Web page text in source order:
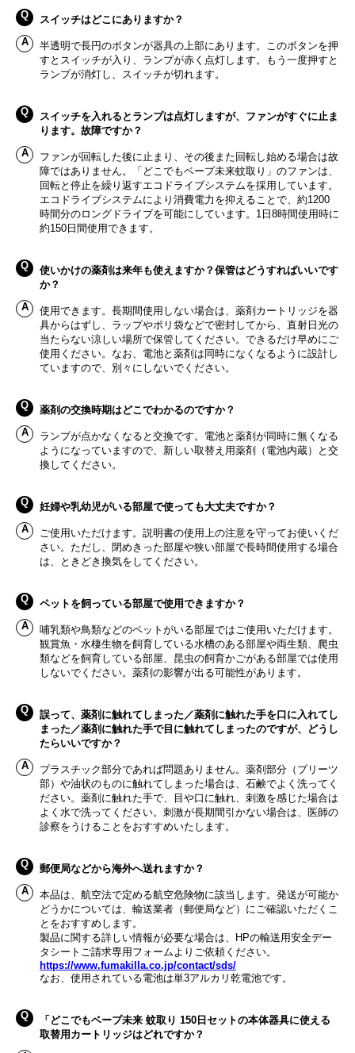
スイッチはどこにありますか？
半透明で長円のボタンが器具の上部にあります。このボタンを押
すとスイッチが入り、ランプが赤く点灯します。もう一度押すと
ランプが消灯し、スイッチが切れます。
スイッチを入れるとランプは点灯しますが、ファンがすぐに止ま
ります。故障ですか？
ファンが回転した後に止まり、その後また回転し始める場合は故
障ではありません。「どこでもベープ未来蚊取り」のファンは、
回転と停止を繰り返すエコドライブシステムを採用しています。
エコドライブシステムにより消費電力を抑えることで、約1200
時間分のロングドライブを可能にしています。1日8時間使用時に
約150日間使用できます。
使いかけの薬剤は来年も使えますか？保管はどうすればいいです
か？
使用できます。長期間使用しない場合は、薬剤カートリッジを器
具からはずし、ラップやポリ袋などで密封してから、直射日光の
当たらない涼しい場所で保管してください。できるだけ早めにご
使用ください。なお、電池と薬剤は同時になくなるように設計し
ていますので、別々にしないでください。
薬剤の交換時期はどこでわかるのですか？
ランプが点かなくなると交換です。電池と薬剤が同時に無くなる
ようになっていますので、新しい取替え用薬剤（電池内蔵）と交
換してください。
妊婦や乳幼児がいる部屋で使っても大丈夫ですか？
ご使用いただけます。説明書の使用上の注意を守ってお使いくだ
さい。ただし、閉めきった部屋や狭い部屋で長時間使用する場合
は、ときどき換気をしてください。
ペットを飼っている部屋で使用できますか？
哺乳類や鳥類などのペットがいる部屋ではご使用いただけます。
観賞魚・水棲生物を飼育している水槽のある部屋や両生類、爬虫
類などを飼育している部屋、昆虫の飼育かごがある部屋では使用
しないでください。薬剤の影響が出る可能性があります。
誤って、薬剤に触れてしまった／薬剤に触れた手を口に入れてし
まった／薬剤に触れた手で目に触れてしまったのですが、どうし
たらいいですか？
プラスチック部分であれば問題ありません。薬剤部分（プリーツ
部）や油状のものに触れてしまった場合は、石鹸でよく洗ってく
ださい。薬剤に触れた手で、目や口に触れ、刺激を感じた場合は
よく水で洗ってください。刺激が長期間引かない場合は、医師の
診察をうけることをおすすめいたします。
郵便局などから海外へ送れますか？
本品は、航空法で定める航空危険物に該当します。発送が可能か
どうかについては、輸送業者（郵便局など）にご確認いただくこ
とをおすすめします。
製品に関する詳しい情報が必要な場合は、HPの輸送用安全デー
タシートご請求専用フォームよりご依頼ください。
https://www.fumakilla.co.jp/contact/sds/
なお、使用されている電池は単3アルカリ乾電池です。
「どこでもベープ未来 蚊取り 150日セットの本体器具に使える
取替用カートリッジはどれですか？